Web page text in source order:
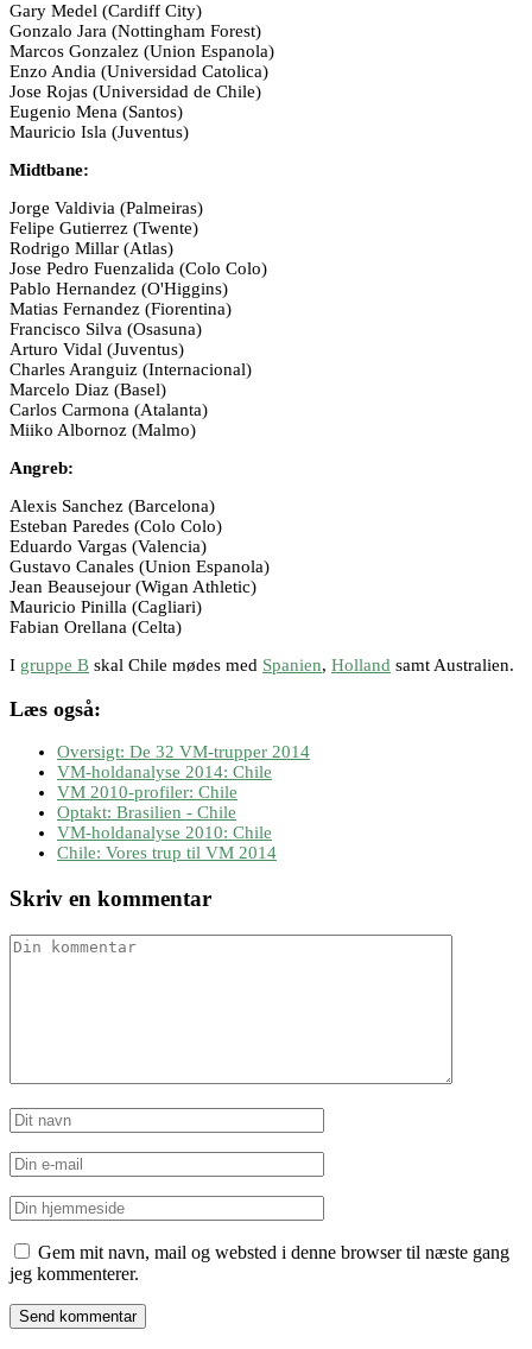
Gary Medel (Cardiff City)
Gonzalo Jara (Nottingham Forest)
Marcos Gonzalez (Union Espanola)
Enzo Andia (Universidad Catolica)
Jose Rojas (Universidad de Chile)
Eugenio Mena (Santos)
Mauricio Isla (Juventus)
Midtbane:
Jorge Valdivia (Palmeiras)
Felipe Gutierrez (Twente)
Rodrigo Millar (Atlas)
Jose Pedro Fuenzalida (Colo Colo)
Pablo Hernandez (O'Higgins)
Matias Fernandez (Fiorentina)
Francisco Silva (Osasuna)
Arturo Vidal (Juventus)
Charles Aranguiz (Internacional)
Marcelo Diaz (Basel)
Carlos Carmona (Atalanta)
Miiko Albornoz (Malmo)
Angreb:
Alexis Sanchez (Barcelona)
Esteban Paredes (Colo Colo)
Eduardo Vargas (Valencia)
Gustavo Canales (Union Espanola)
Jean Beausejour (Wigan Athletic)
Mauricio Pinilla (Cagliari)
Fabian Orellana (Celta)
I gruppe B skal Chile mødes med Spanien, Holland samt Australien.
Læs også:
Oversigt: De 32 VM-trupper 2014
VM-holdanalyse 2014: Chile
VM 2010-profiler: Chile
Optakt: Brasilien - Chile
VM-holdanalyse 2010: Chile
Chile: Vores trup til VM 2014
Skriv en kommentar
Gem mit navn, mail og websted i denne browser til næste gang
jeg kommenterer.